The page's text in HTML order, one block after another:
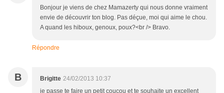
Bonjour je viens de chez Mamazerty qui nous donne vraiment
envie de découvrir ton blog. Pas déçue, moi qui aime le chou.
A quand les hiboux, genoux, poux?<br /> Bravo.
Répondre
B Brigitte 24/02/2013 10:37
je passe te faire un petit coucou et te souhaite un excellent